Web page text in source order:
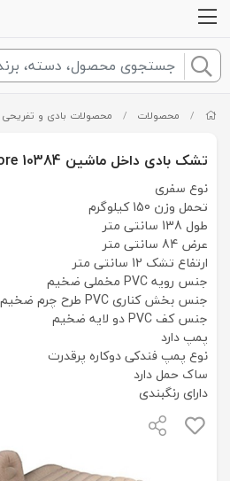
/ محصولات / محصولات بادی و تفریحی
تشک بادی داخل ماشین GS3 store 10384
نوع سفری
تحمل وزن 150 کیلوگرم
طول 138 سانتی متر
عرض 84 سانتی متر
ارتفاع تشک 12 سانتی متر
جنس رویه PVC مخملی ضخیم
جنس بخش کناری PVC طرح چرم ضخیم
جنس کف PVC دو لایه ضخیم
پمپ دارد
نوع پمپ فندکی دوکاره پرقدرت
ساک حمل دارد
دارای رنگبندی